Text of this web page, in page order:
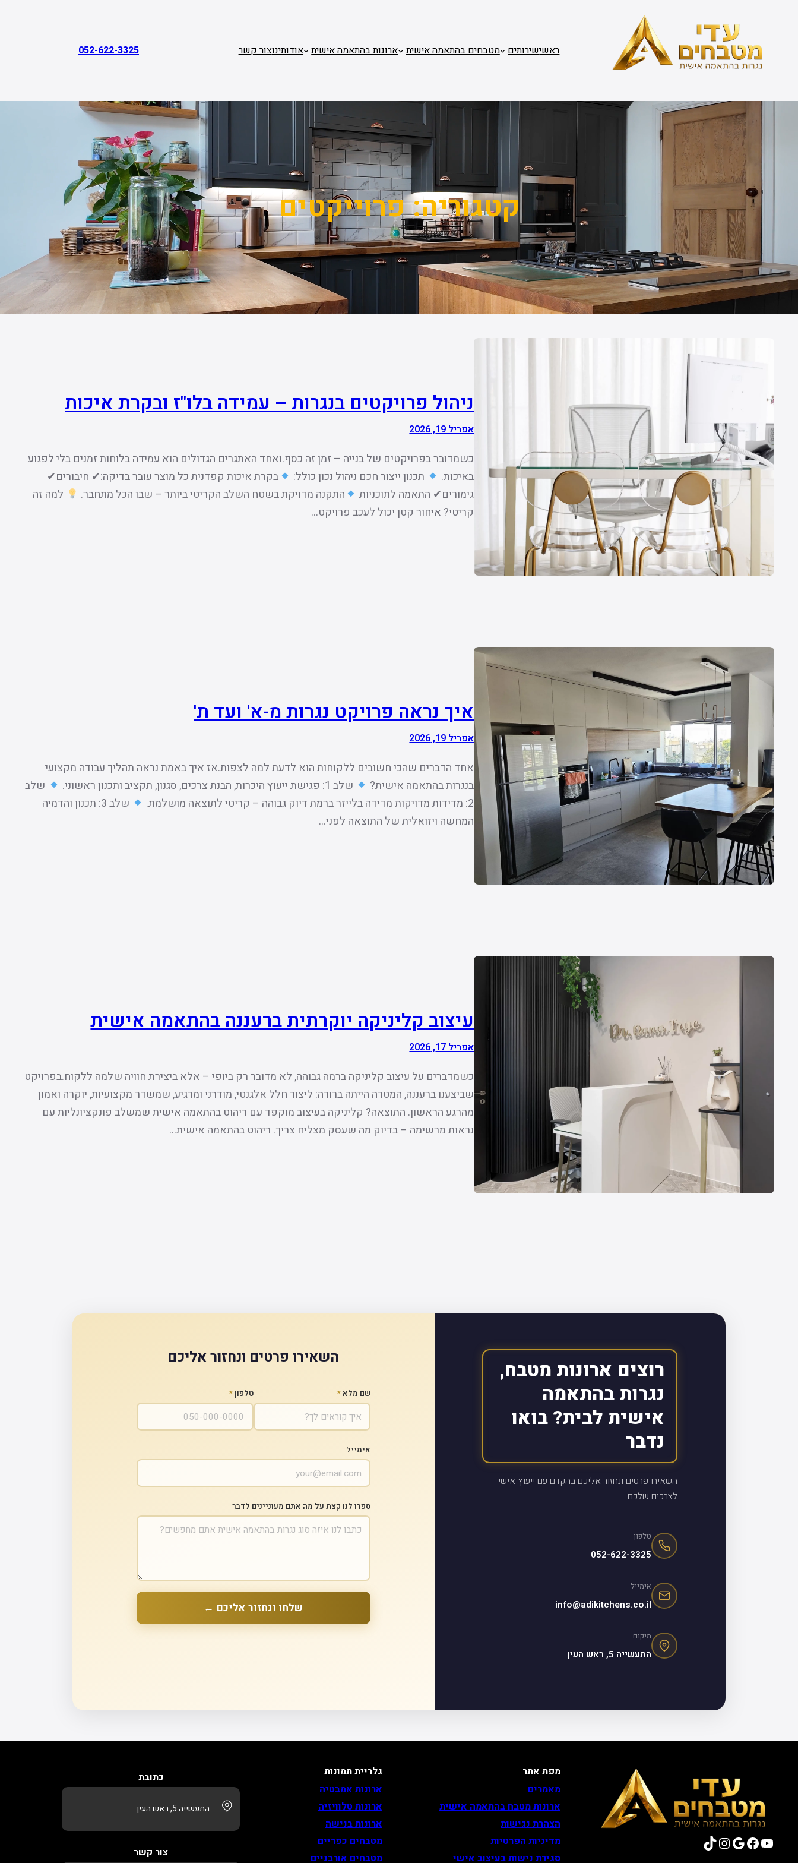
ראשישירותים מטבחים בהתאמה אישית ארונות בהתאמה אישית אודותינוצור קשר 052-622-3325
קטגוריה:פרוייקטים
ניהול פרויקטים בנגרות – עמידה בלו"ז ובקרת איכות
אפריל 19, 2026
כשמדובר בפרויקטים של בנייה – זמן זה כסף.ואחד האתגרים הגדולים הוא עמידה בלוחות זמנים בלי לפגוע
באיכות.
תכנון ייצור חכם ניהול נכון כולל:
בקרת איכות קפדנית כל מוצר עובר בדיקה:✔ חיבורים✔
גימורים✔ התאמה לתוכניות
התקנה מדויקת בשטח השלב הקריטי ביותר – שבו הכל מתחבר.
למה זה
קריטי? איחור קטן יכול לעכב פרויקט…
איך נראה פרויקט נגרות מ-א' ועד ת'
אפריל 19, 2026
אחד הדברים שהכי חשובים ללקוחות הוא לדעת למה לצפות.אז איך באמת נראה תהליך עבודה מקצועי
בנגרות בהתאמה אישית?
שלב 1: פגישת ייעוץ היכרות, הבנת צרכים, סגנון, תקציב ותכנון ראשוני.
שלב
2: מדידות מדויקות מדידה בלייזר ברמת דיוק גבוהה – קריטי לתוצאה מושלמת.
שלב 3: תכנון והדמיה
המחשה ויזואלית של התוצאה לפני…
עיצוב קליניקה יוקרתית ברעננה בהתאמה אישית
אפריל 17, 2026
כשמדברים על עיצוב קליניקה ברמה גבוהה, לא מדובר רק ביופי – אלא ביצירת חוויה שלמה ללקוח.בפרויקט
שביצענו ברעננה, המטרה הייתה ברורה: ליצור חלל אלגנטי, מודרני ומרגיע, שמשדר מקצועיות, יוקרה ואמון
מהרגע הראשון. התוצאה? קליניקה בעיצוב מוקפד עם ריהוט בהתאמה אישית שמשלב פונקציונליות עם
נראות מרשימה – בדיוק מה שעסק מצליח צריך. ריהוט בהתאמה אישית…
רוצים ארונות מטבח,
נגרות בהתאמה
אישית לבית? בואו
נדבר
השאירו פרטים ונחזור אליכם בהקדם עם ייעוץ אישי
לצרכים שלכם.
טלפון
052-622-3325
אימייל
info@adikitchens.co.il
מיקום
התעשייה 5, ראש העין
השאירו פרטים ונחזור אליכם
שם מלא * טלפון*
אימייל
ספרו לנו קצת על מה אתם מעוניינים לדבר
שלחו ונחזור אליכם ←
YouTube
Facebook
Google
Instagram
TikTok
מפת אתר
מאמרים
ארונות מטבח בהתאמה אישית
הצהרת נגישות
מדיניות הפרטיות
סגירת נישות בעיצוב אישי
גלריית תמונות
ארונות אמבטיה
ארונות טלוויזיה
ארונות בנישה
מטבחים כפריים
מטבחים אורבניים
כתובת
התעשייה 5, ראש העין
צור קשר